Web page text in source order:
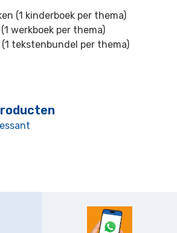
(1 kinderboek per thema)
werkboek per thema)
tekstenbundel per thema)